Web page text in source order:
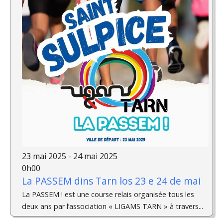
23 mai 2025 - 24 mai 2025
0h00
La PASSEM dins Tarn los 23 e 24 de mai
La PASSEM ! est une course relais organisée tous les
deux ans par l’association « LIGAMS TARN » à travers...